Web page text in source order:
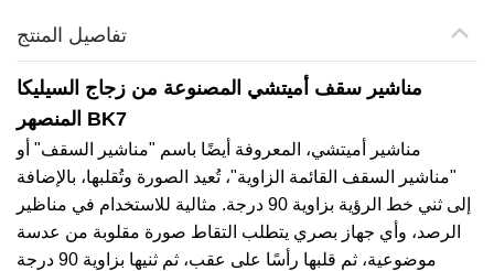
تفاصيل المنتج
مناشير سقف أميتشي المصنوعة من زجاج السيليكا
المنصهر BK7
مناشير أميتشي، المعروفة أيضًا باسم "مناشير السقف" أو
"مناشير السقف القائمة الزاوية"، تُعيد الصورة وتُقلبها، بالإضافة
إلى ثني خط الرؤية بزاوية 90 درجة. مثالية للاستخدام في مناظير
الرصد، وأي جهاز بصري يتطلب التقاط صورة مقلوبة من عدسة
موضوعية، ثم قلبها رأسًا على عقب، ثم ثنيها بزاوية 90 درجة